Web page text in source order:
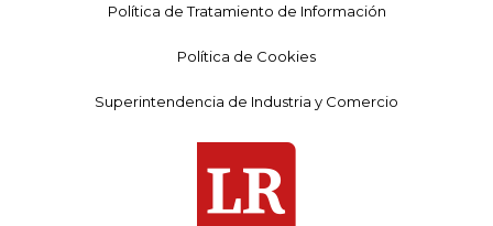
Política de Tratamiento de Información
Política de Cookies
Superintendencia de Industria y Comercio